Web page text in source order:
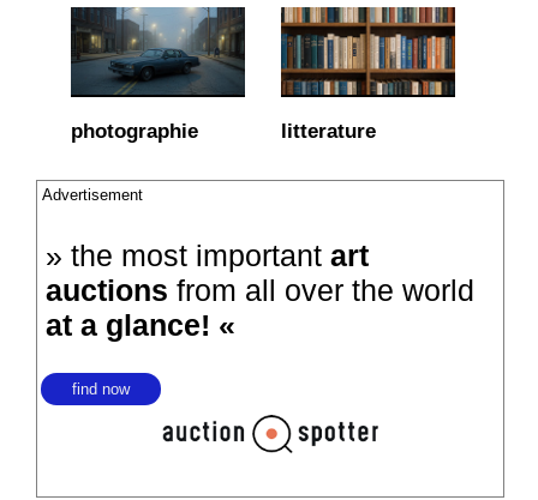
photographie litterature
Advertisement
» the most importantart
auctions from all over the world
at a glance! «
find now